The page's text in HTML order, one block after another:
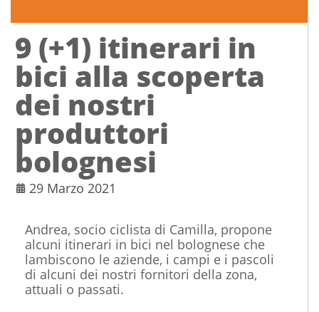
9 (+1) itinerari in
bici alla scoperta
dei nostri
produttori
bolognesi
29 Marzo 2021
Andrea, socio ciclista di Camilla, propone
alcuni itinerari in bici nel bolognese che
lambiscono le aziende, i campi e i pascoli
di alcuni dei nostri fornitori della zona,
attuali o passati.